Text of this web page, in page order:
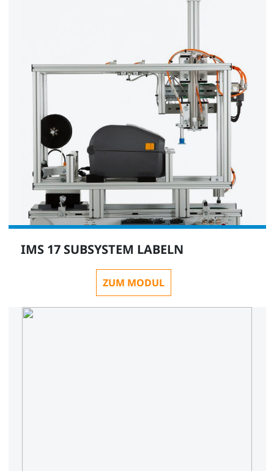
IMS 17 SUBSYSTEM LABELN
ZUM MODUL